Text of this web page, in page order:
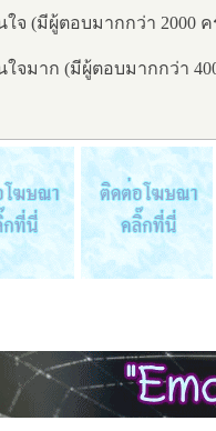
จ (มีผู้ตอบมากกว่า 2000 ค
จมาก (มีผู้ตอบมากกว่า